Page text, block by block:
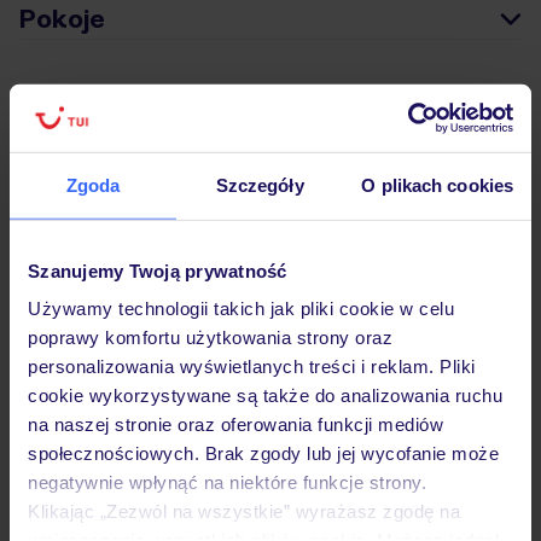
Zgoda Szczegóły O plikach cookies
Szanujemy Twoją prywatność
Używamy technologii takich jak pliki cookie w celu
poprawy komfortu użytkowania strony oraz
personalizowania wyświetlanych treści i reklam. Pliki
cookie wykorzystywane są także do analizowania ruchu
na naszej stronie oraz oferowania funkcji mediów
społecznościowych. Brak zgody lub jej wycofanie może
negatywnie wpłynąć na niektóre funkcje strony.
Klikając „Zezwól na wszystkie” wyrażasz zgodę na
Pokoje
Wyżywienie
Atrakcje
Ważne informacje
Często zadawane pytania
Jak zmienić uczestników/osobę zgłaszającą?
Czy w Hotelu będzie przedstawiciel TUI?
Na jakiej podstawie i gdzie otrzymam karty
pokładowe/bilety lotnicze?